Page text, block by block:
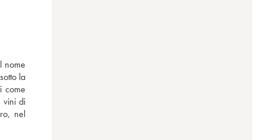
nome
la
come
vini di
nel